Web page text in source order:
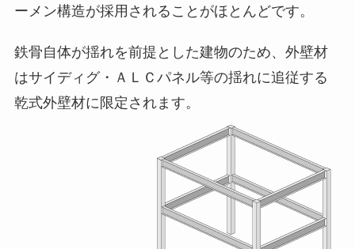
ーメン構造が採用されることがほとんどです。
鉄骨自体が揺れを前提とした建物のため、外壁材
はサイディグ・ＡＬＣパネル等の揺れに追従する
乾式外壁材に限定されます。